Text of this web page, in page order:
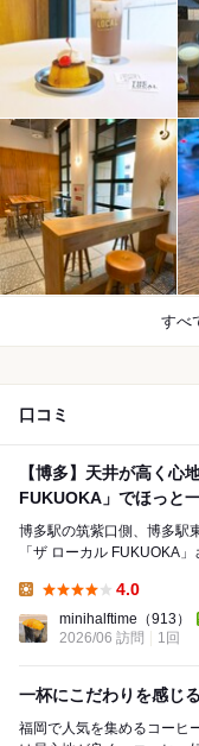
すべ
口コミ
【博多】天井が高く心
FUKUOKA」でほっと
博多駅の筑紫口側、博多駅
「ザ ローカル FUKUOKA
4.0
minihalftime （913）
2026/06 訪問
1回
一杯にこだわりを感じ
福岡で人気を集めるコーヒースタンドです。